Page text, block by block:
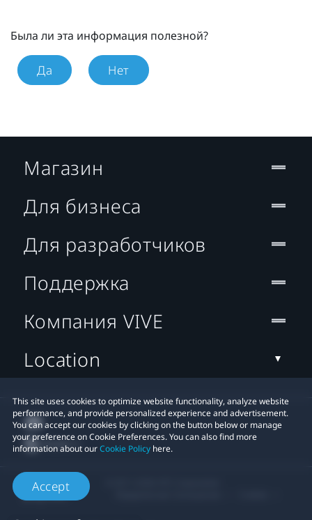
Была ли эта информация полезной?
Да Нет
This site uses cookies to optimize website functionality, analyze website
performance, and provide personalized experience and advertisement.
You can accept our cookies by clicking on the button below or manage
your preference on Cookie Preferences. You can also find more
information about ourCookie Policy here.
Accept
Магазин
Для бизнеса
Для разработчиков
Поддержка
Компания VIVE
Location